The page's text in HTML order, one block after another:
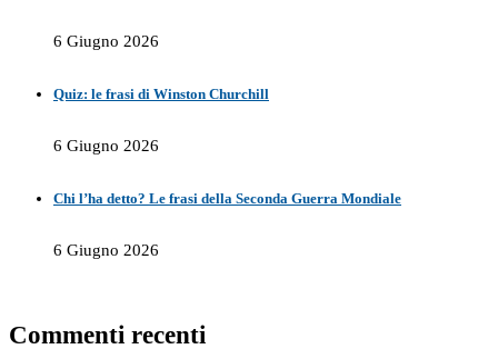
6 Giugno 2026
Quiz: le frasi di Winston Churchill
6 Giugno 2026
Chi l’ha detto? Le frasi della Seconda Guerra Mondiale
6 Giugno 2026
Commenti recenti